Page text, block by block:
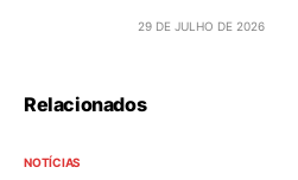
29 DE JULHO DE 2026
Relacionados
NOTÍCIAS